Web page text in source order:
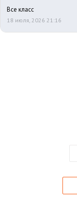
Все класс
18 июля, 2026 21:16